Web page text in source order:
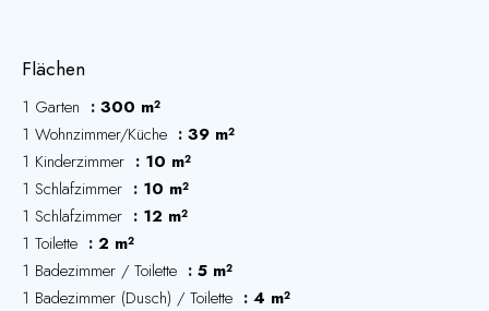
Flächen
1 Garten
300 m²
1 Wohnzimmer/Küche
39 m²
1 Kinderzimmer
10 m²
1 Schlafzimmer
10 m²
1 Schlafzimmer
12 m²
1 Toilette
2 m²
1 Badezimmer / Toilette
5 m²
1 Badezimmer (Dusch) / Toilette
4 m²